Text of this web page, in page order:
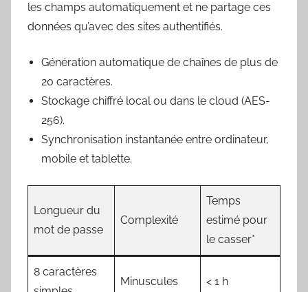
les champs automatiquement et ne partage ces
données qu’avec des sites authentifiés.
Génération automatique de chaînes de plus de
20 caractères.
Stockage chiffré local ou dans le cloud (AES-
256).
Synchronisation instantanée entre ordinateur,
mobile et tablette.
Longueur du
mot de passe
Complexité
Temps
estimé pour
le casser*
8 caractères
Minuscules < 1 h